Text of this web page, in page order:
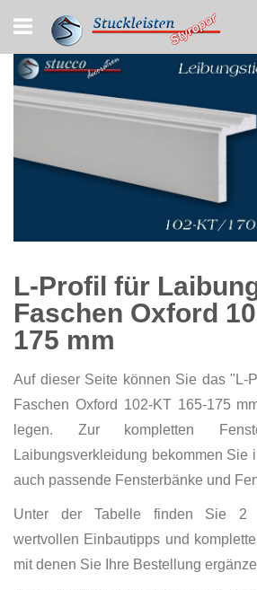
to
Content
L-Profil für
Faschen Oxford
175 mm
Auf dieser Seite können Sie das "L-
Faschen Oxford 102-KT 165-175
legen. Zur kompletten
Laibungsverkleidung bekommen Sie
auch passende Fensterbänke und
Unter der Tabelle finden Sie 2
wertvollen Einbautipps und
mit denen Sie Ihre Bestellung